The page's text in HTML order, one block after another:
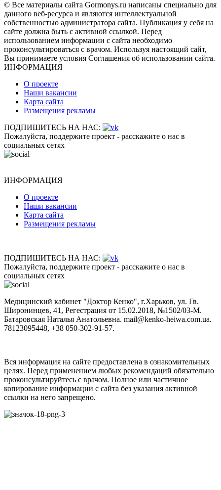
© Все материалы сайта Gormonys.ru написаны специально для
данного веб-ресурса и являются интеллектуальной
собственностью администратора сайта. Публикация у себя на
сайте должна быть с активной ссылкой. Перед
использованием информации с сайта необходимо
проконсультироваться с врачом. Используя настоящий сайт,
Вы принимаете условия Соглашения об использовании сайта.
ИНФОРМАЦИЯ
О проекте
Наши вакансии
Карта сайта
Размещения рекламы
ПОДПИШИТЕСЬ НА НАС:
Пожалуйста, поддержите проект - расскажите о нас в
социальных сетях
ИНФОРМАЦИЯ
О проекте
Наши вакансии
Карта сайта
Размещения рекламы
ПОДПИШИТЕСЬ НА НАС:
Пожалуйста, поддержите проект - расскажите о нас в
социальных сетях
Медицинский кабинет "Доктор Кенко", г.Харьков, ул. Гв.
Широнинцев, 41, Регестрация от 15.02.2018, №1502/03-M.
Батаровская Наталья Анатольевна. mail@kenko-heiwa.com.ua.
78123095448, +38 050-302-91-57.
Вся информация на сайте предоставлена в ознакомительных
целях. Перед применением любых рекомендаций обязательно
проконсультируйтесь с врачом. Полное или частичное
копирование информации с сайта без указания активной
ссылки на него запрещено.